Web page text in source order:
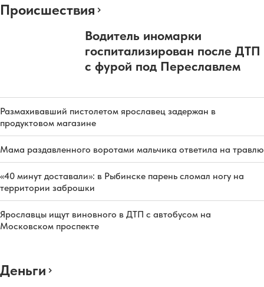
Происшествия
Водитель иномарки
госпитализирован после ДТП
с фурой под Переславлем
Размахивавший пистолетом ярославец задержан в
продуктовом магазине
Мама раздавленного воротами мальчика ответила на травлю
«40 минут доставали»: в Рыбинске парень сломал ногу на
территории заброшки
Ярославцы ищут виновного в ДТП с автобусом на
Московском проспекте
Деньги